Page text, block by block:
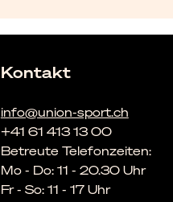
Kontakt
info@union-sport.ch
+41 61 413 13 00
Betreute Telefonzeiten:
Mo - Do: 11 - 20.30 Uhr
Fr - So: 11 - 17 Uhr